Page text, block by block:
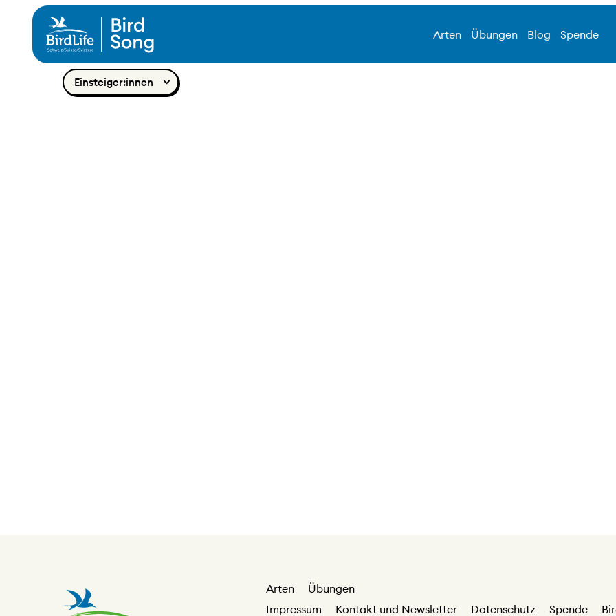
Zum Inhalt springen
Arten Übungen Blog Spende
Einsteiger:innen
Arten
Übungen
Impressum
Kontakt und Newsletter Datenschutz Spende